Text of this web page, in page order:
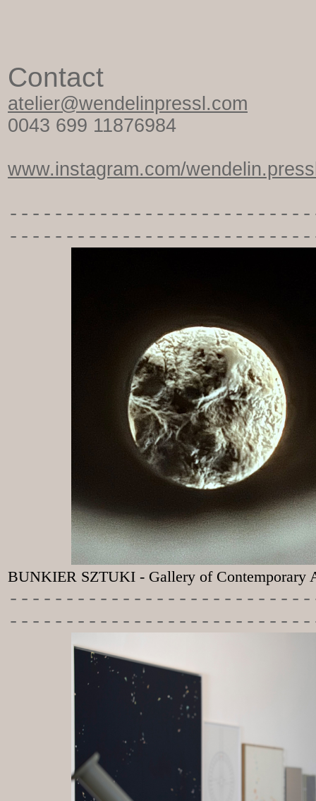
Contact
atelier@wendelinpressl.com
0043 699 11876984
www.instagram.com/
-----------
BUNKIER SZTUKI - Gallery of Contemporary
-----------